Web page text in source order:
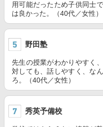
用可能だったため子供同士
は良かった。（40代／女性）
野田塾
先生の授業がわかりやすく
対しても、話しやすく、な
ろ。（40代／女性）
秀英予備校